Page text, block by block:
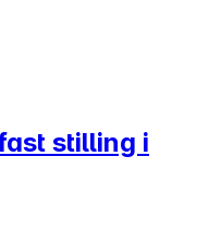
stilling i